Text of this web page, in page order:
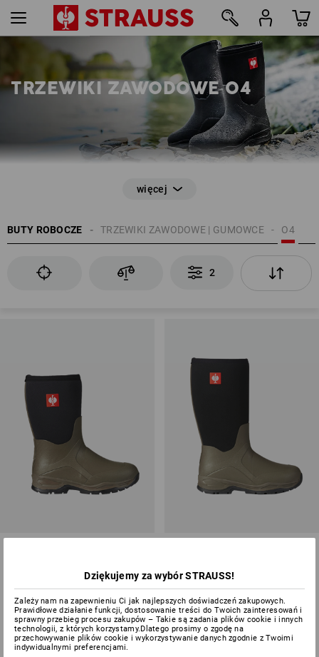
TRZEWIKI ZAWODOWE O4
właściwości antypoślizgowe
brak przepuszczania wody
Przegląd kategorii ochrony
BUTY ROBOCZE O4
TRZEWIKI ZAWODOWE | GUMOWCE
2
2
od 360,27 zł
(z VAT) od 10 pary
2 kolory/ów
od 387,33 zł
(z VAT) od 10 pary
Dziękujemy za wybór STRAUSS!
Zależy nam na zapewnieniu Ci jak najlepszych doświadczeń zakupowych.
Prawidłowe działanie funkcji, dostosowanie treści do Twoich zainteresowań i
sprawny przebieg procesu zakupów – Takie są zadania plików cookie i innych
technologii, z których korzystamy.Dlatego prosimy o zgodę na
przechowywanie plików cookie i wykorzystywanie danych zgodnie z Twoimi
indywidualnymi preferencjami.